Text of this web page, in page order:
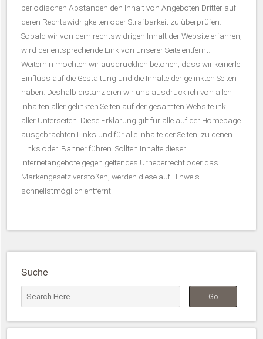
periodischen Abständen den Inhalt von Angeboten Dritter auf
deren Rechtswidrigkeiten oder Strafbarkeit zu überprüfen.
Sobald wir von dem rechtswidrigen Inhalt der Website erfahren,
wird der entsprechende Link von unserer Seite entfernt.
Weiterhin möchten wir ausdrücklich betonen, dass wir keinerlei
Einfluss auf die Gestaltung und die Inhalte der gelinkten Seiten
haben. Deshalb distanzieren wir uns ausdrücklich von allen
Inhalten aller gelinkten Seiten auf der gesamten Website inkl.
aller Unterseiten. Diese Erklärung gilt für alle auf der Homepage
ausgebrachten Links und für alle Inhalte der Seiten, zu denen
Links oder. Banner führen. Sollten Inhalte dieser
Internetangebote gegen geltendes Urheberrecht oder das
Markengesetz verstoßen, werden diese auf Hinweis
schnellstmöglich entfernt.
Suche